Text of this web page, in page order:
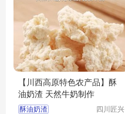
【川西高原特色农产品】酥
油奶渣 天然牛奶制作
酥油奶渣
四川匠兴